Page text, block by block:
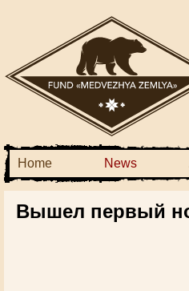
Home News
Вышел первый